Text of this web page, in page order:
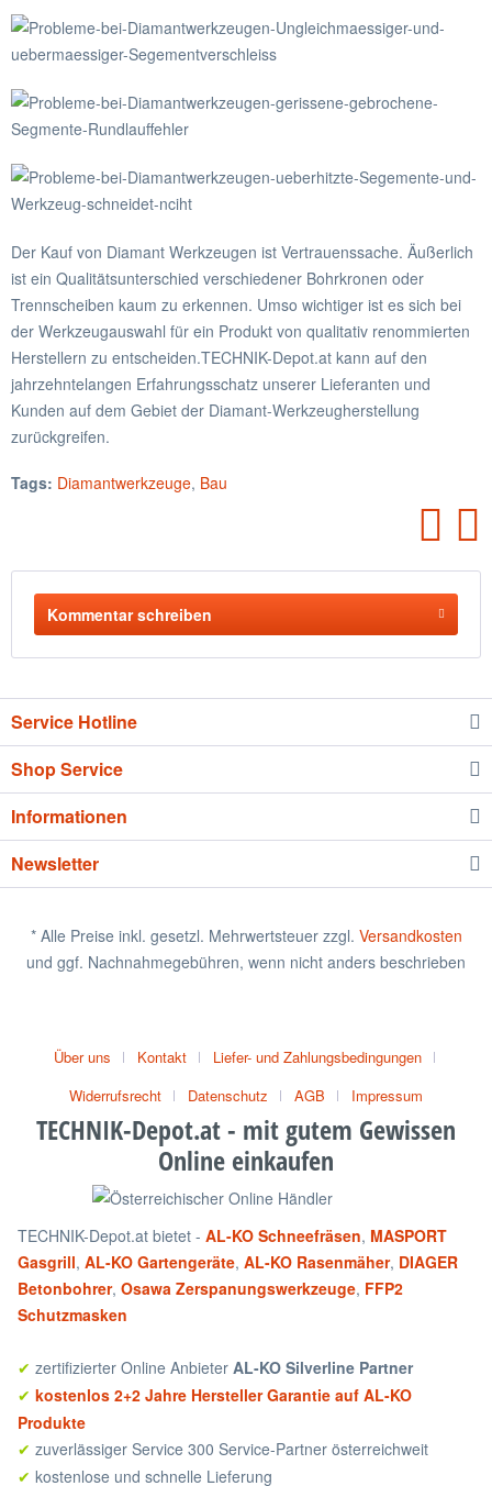
Der Kauf von Diamant Werkzeugen ist Vertrauenssache. Äußerlich
ist ein Qualitätsunterschied verschiedener Bohrkronen oder
Trennscheiben kaum zu erkennen. Umso wichtiger ist es sich bei
der Werkzeugauswahl für ein Produkt von qualitativ renommierten
Herstellern zu entscheiden.TECHNIK-Depot.at kann auf den
jahrzehntelangen Erfahrungsschatz unserer Lieferanten und
Kunden auf dem Gebiet der Diamant-Werkzeugherstellung
zurückgreifen.
Tags: Diamantwerkzeuge, Bau
Kommentar schreiben
Service Hotline
Shop Service
Informationen
Newsletter
* Alle Preise inkl. gesetzl. Mehrwertsteuer zzgl. Versandkosten
und ggf. Nachnahmegebühren, wenn nicht anders beschrieben
Über uns Kontakt
Liefer- und Zahlungsbedingungen
Widerrufsrecht
Datenschutz AGB Impressum
TECHNIK-Depot.at - mit gutem Gewissen
Online einkaufen
TECHNIK-Depot.at bietet - AL-KO Schneefräsen, MASPORT
Gasgrill, AL-KO Gartengeräte, AL-KO Rasenmäher, DIAGER
Betonbohrer, Osawa Zerspanungswerkzeuge, FFP2
Schutzmasken
✔ zertifizierter Online Anbieter AL-KO Silverline Partner
✔ kostenlos 2+2 Jahre Hersteller Garantie auf AL-KO
Produkte
✔ zuverlässiger Service 300 Service-Partner österreichweit
✔ kostenlose und schnelle Lieferung